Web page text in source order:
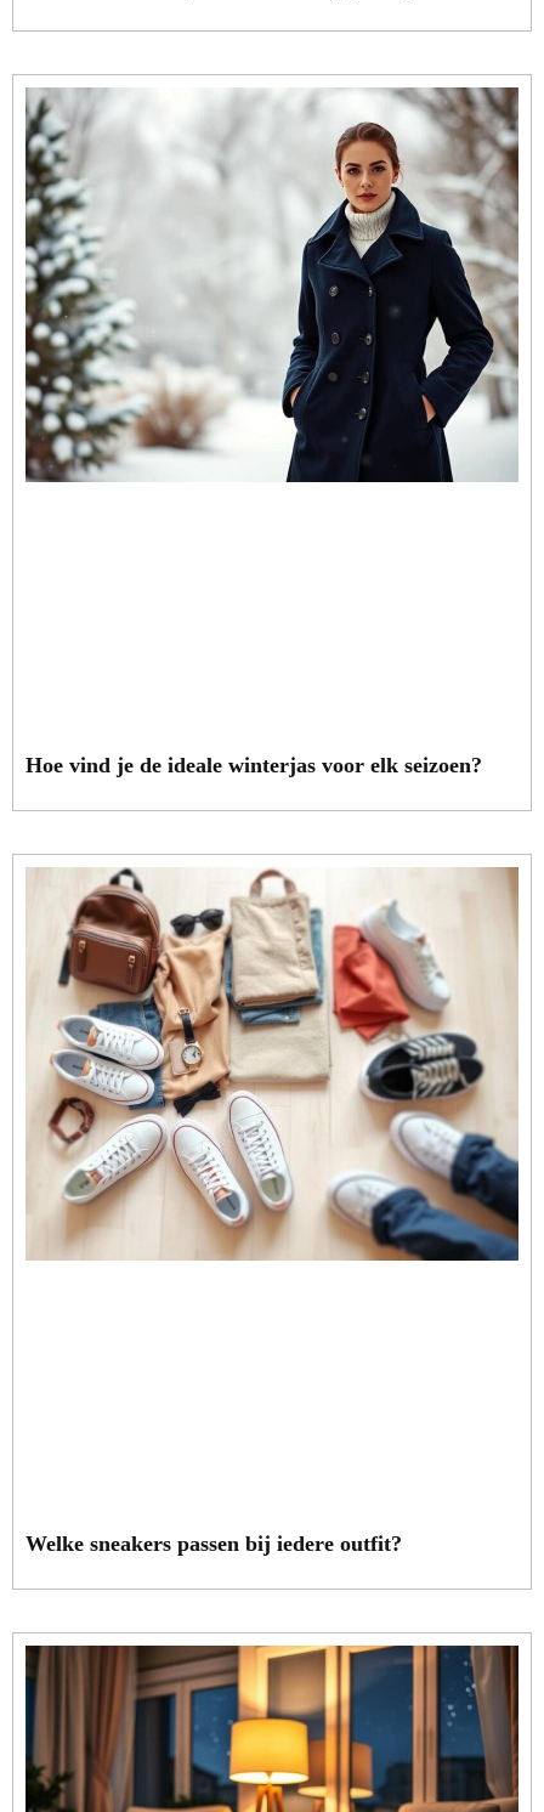
Hoe vind je de ideale winterjas voor elk seizoen?
Welke sneakers passen bij iedere outfit?